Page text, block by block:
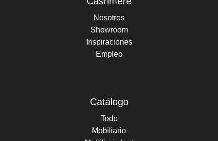
Nosotros
Showroom
Inspiraciones
Empleo
Catálogo
Todo
Mobiliario